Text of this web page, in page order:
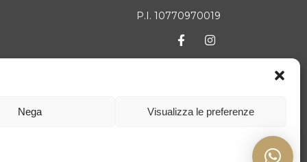
Nega Visualizza le preferenze
P.I. 10770970019